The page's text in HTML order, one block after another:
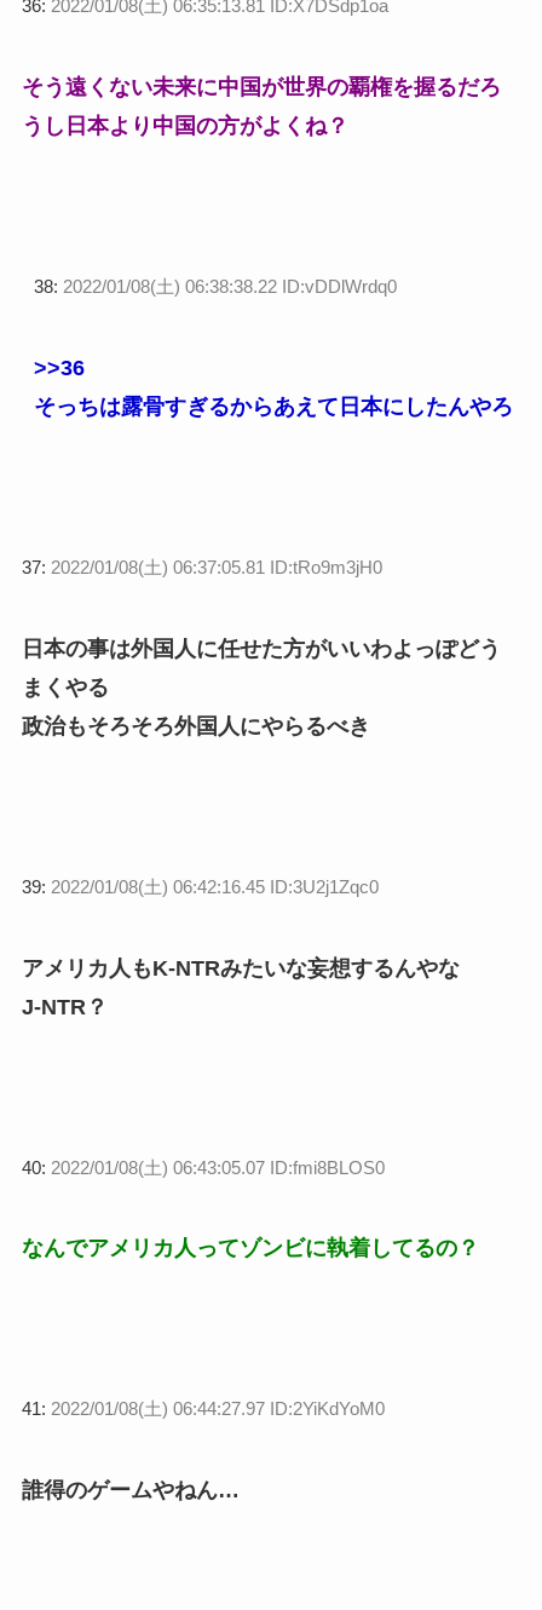
36: 2022/01/08(土) 06:35:13.81 ID:X7DSdp1oa
そう遠くない未来に中国が世界の覇権を握るだろ
うし日本より中国の方がよくね？
38: 2022/01/08(土) 06:38:38.22 ID:vDDlWrdq0
>>36
そっちは露骨すぎるからあえて日本にしたんやろ
37: 2022/01/08(土) 06:37:05.81 ID:tRo9m3jH0
日本の事は外国人に任せた方がいいわよっぽどう
まくやる
政治もそろそろ外国人にやらるべき
39: 2022/01/08(土) 06:42:16.45 ID:3U2j1Zqc0
アメリカ人もK-NTRみたいな妄想するんやな
J-NTR？
40: 2022/01/08(土) 06:43:05.07 ID:fmi8BLOS0
なんでアメリカ人ってゾンビに執着してるの？
41: 2022/01/08(土) 06:44:27.97 ID:2YiKdYoM0
誰得のゲームやねん…